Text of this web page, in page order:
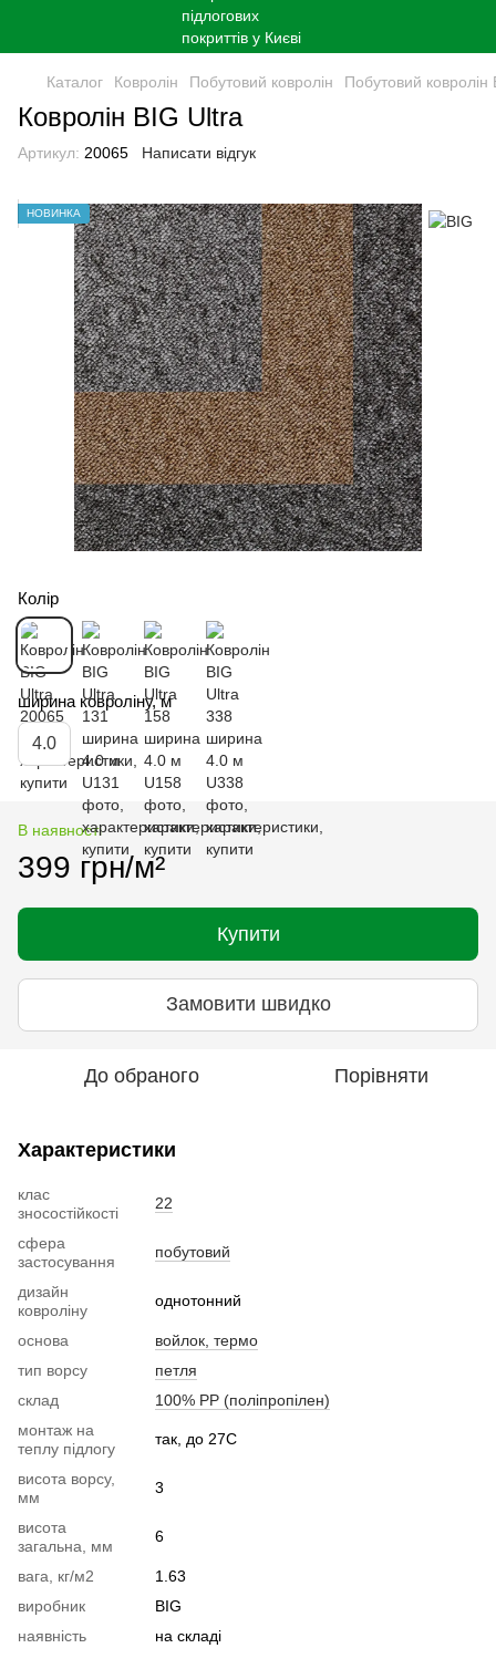
Каталог Ковролін Побутовий ковролін Побутовий ковролін
Ковролін BIG Ultra
Артикул: 20065 Написати відгук
НОВИНКА
Колір
ширина ковроліну, м
4.0
В наявності
399 грн/м²
Купити
Замовити швидко
До обраного Порівняти
Характеристики
клас
зносостійкості
22
сфера
застосування
побутовий
дизайн
ковроліну
однотонний
основа
войлок, термо
тип ворсу
петля
склад
100% РР (поліпропілен)
монтаж на
теплу підлогу
так, до 27С
висота ворсу,
мм
3
висота
загальна, мм
6
вага, кг/м2
1.63
виробник
BIG
наявність
на складі